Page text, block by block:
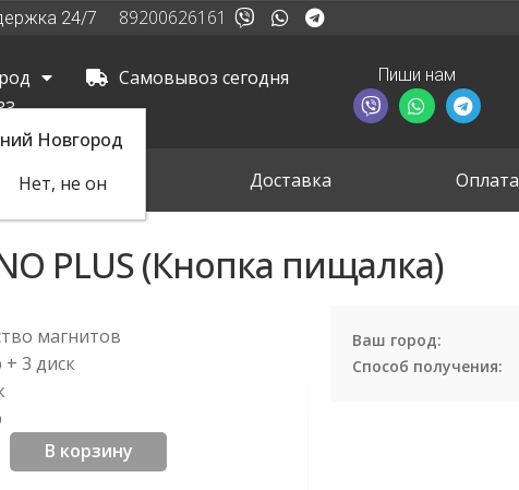
24/7 89200626161
Новгород
Нет, не он
Самовывоз сегодня
Пиши нам
Самовывоз Доставка Оплата
PLUS (Кнопка пищалка)
магнитов
3 диск
В корзину
Ваш город:
Способ получения: